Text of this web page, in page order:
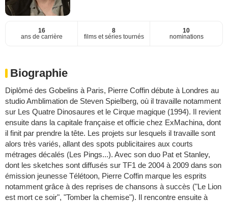
16
ans de carrière
8
films et séries tournés
10
nominations
Biographie
Diplômé des Gobelins à Paris, Pierre Coffin débute à Londres au
studio Amblimation de Steven Spielberg, où il travaille notamment
sur Les Quatre Dinosaures et le Cirque magique (1994). Il revient
ensuite dans la capitale française et officie chez ExMachina, dont
il finit par prendre la tête. Les projets sur lesquels il travaille sont
alors très variés, allant des spots publicitaires aux courts
métrages décalés (Les Pings...). Avec son duo Pat et Stanley,
dont les sketches sont diffusés sur TF1 de 2004 à 2009 dans son
émission jeunesse Télétoon, Pierre Coffin marque les esprits
notamment grâce à des reprises de chansons à succès ("Le Lion
est mort ce soir", "Tomber la chemise"). Il rencontre ensuite à